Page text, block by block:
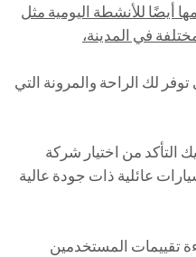
أيضًا للأنشطة اليومية مثل
في المدينة،
لك الراحة والمرونة التي
التأكد من اختيار شركة
عائلية ذات جودة عالية
تقييمات المستخدمين